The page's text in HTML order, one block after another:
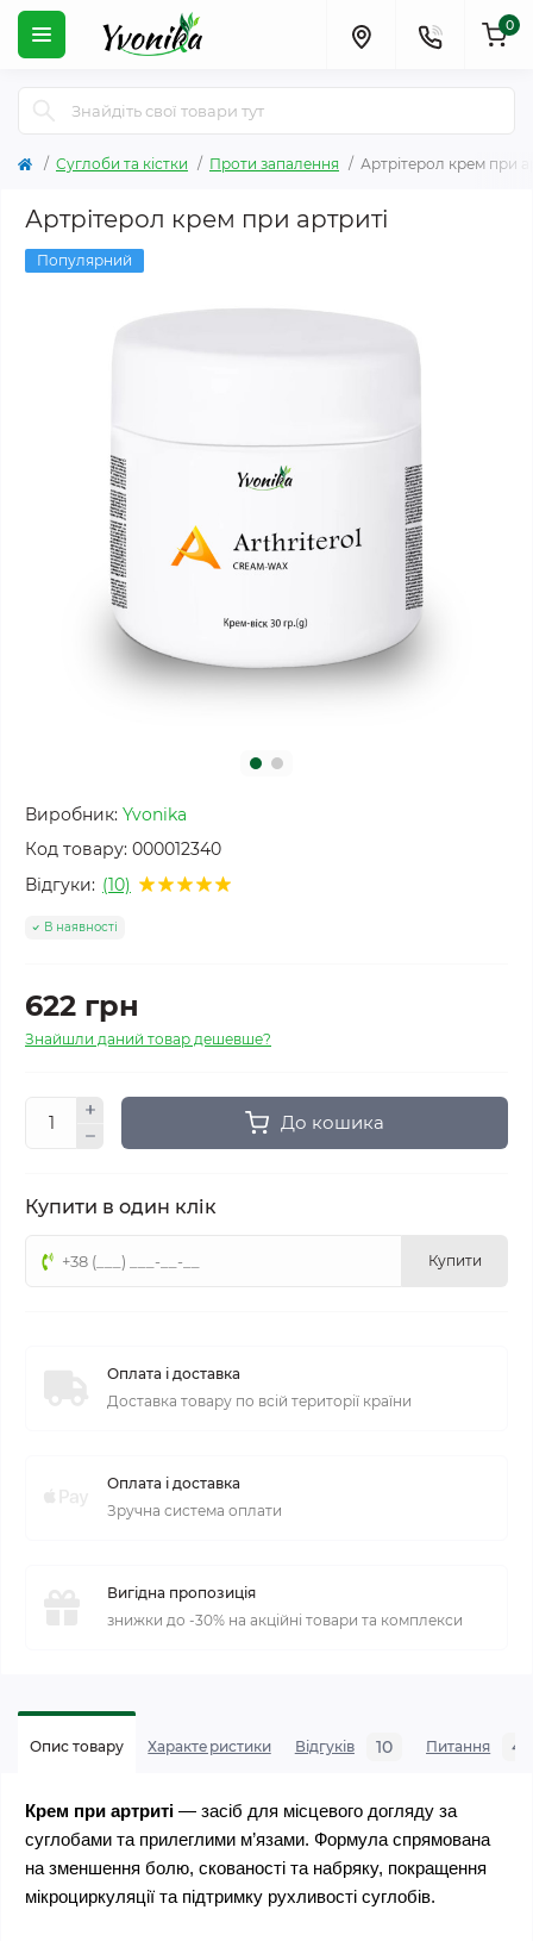
0
Суглоби та кістки Проти запалення Артрітерол крем при
Артрітерол крем при артриті
Популярний
Виробник: Yvonika
Код товару: 000012340
Відгуки: (10)
В наявності
622 грн
Знайшли даний товар дешевше?
До кошика
Купити в один клік
Купити
Оплата і доставка
Доставка товару по всій території країни
Оплата і доставка
Зручна система оплати
Вигідна пропозиція
знижки до -30% на акційні товари та комплекси
Опис товару Характеристики Відгуків 10 Питання 4
Крем при артриті — засіб для місцевого догляду за
суглобами та прилеглими м’язами. Формула спрямована
на зменшення болю, скованості та набряку, покращення
мікроциркуляції та підтримку рухливості суглобів.